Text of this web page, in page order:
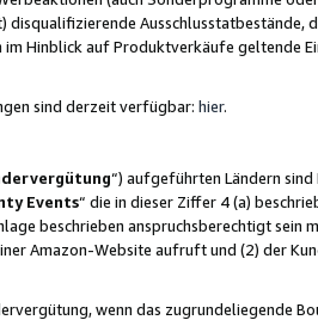
Ausschlusstatbestände,
Hinblick auf Produktverkäufe geltende
sind derzeit verfügbar: hier.
“) aufgeführten Ländern
Events“ die in dieser Ziffer 4 (a)
beschrieben anspruchsberechtigt sein
Amazon-Website aufruft und (2) der
wenn das zugrundeliegende